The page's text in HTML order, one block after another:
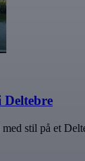
Deltebre
stil på et